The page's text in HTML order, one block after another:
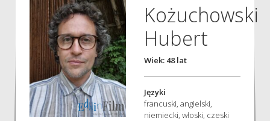
Kożuchowski
Hubert
Wiek: 48 lat
Języki
francuski, angielski,
niemiecki, włoski, czeski